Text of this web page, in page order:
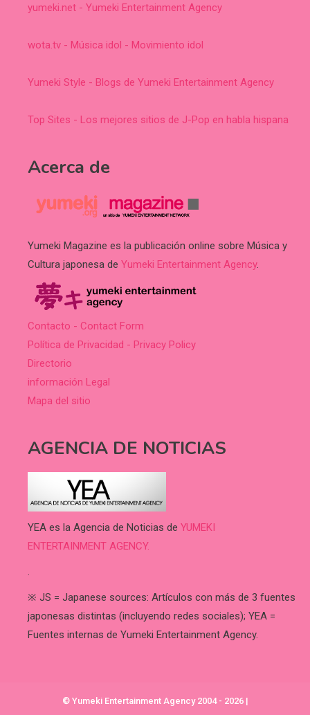
yumeki.net - Yumeki Entertainment Agency
wota.tv - Música idol - Movimiento idol
Yumeki Style - Blogs de Yumeki Entertainment Agency
Top Sites - Los mejores sitios de J-Pop en habla hispana
Acerca de
Yumeki Magazine es la publicación online sobre Música y
Cultura japonesa de Yumeki Entertainment Agency.
Contacto - Contact Form
Política de Privacidad - Privacy Policy
Directorio
información Legal
Mapa del sitio
AGENCIA DE NOTICIAS
YEA es la Agencia de Noticias de YUMEKI
ENTERTAINMENT AGENCY.
.
※ JS = Japanese sources: Artículos con más de 3 fuentes
japonesas distintas (incluyendo redes sociales); YEA =
Fuentes internas de Yumeki Entertainment Agency.
© Yumeki Entertainment Agency 2004 - 2026 |